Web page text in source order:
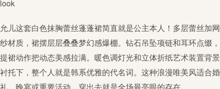
允儿这套白色抹胸蕾丝蓬蓬裙简直就是公主本人！多层蕾丝加网
纱材质，裙摆层层叠叠梦幻感爆棚。钻石吊坠项链和耳环点缀，
提裙动作把动态美感拉满。暖色调灯光和立体折纸艺术装置背景
衬托下，整个人就是韩系优雅的代名词。这种浪漫唯美风适合婚